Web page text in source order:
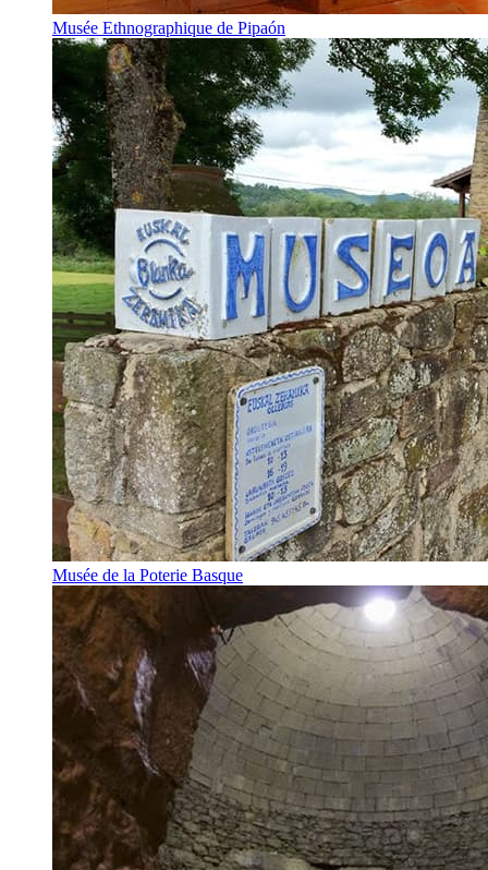
Musée Ethnographique de Pipaón
Musée de la Poterie Basque